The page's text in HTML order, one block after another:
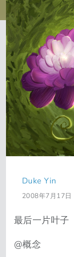
Duke Yin
2008年7月17日
最后一片叶子
@概念